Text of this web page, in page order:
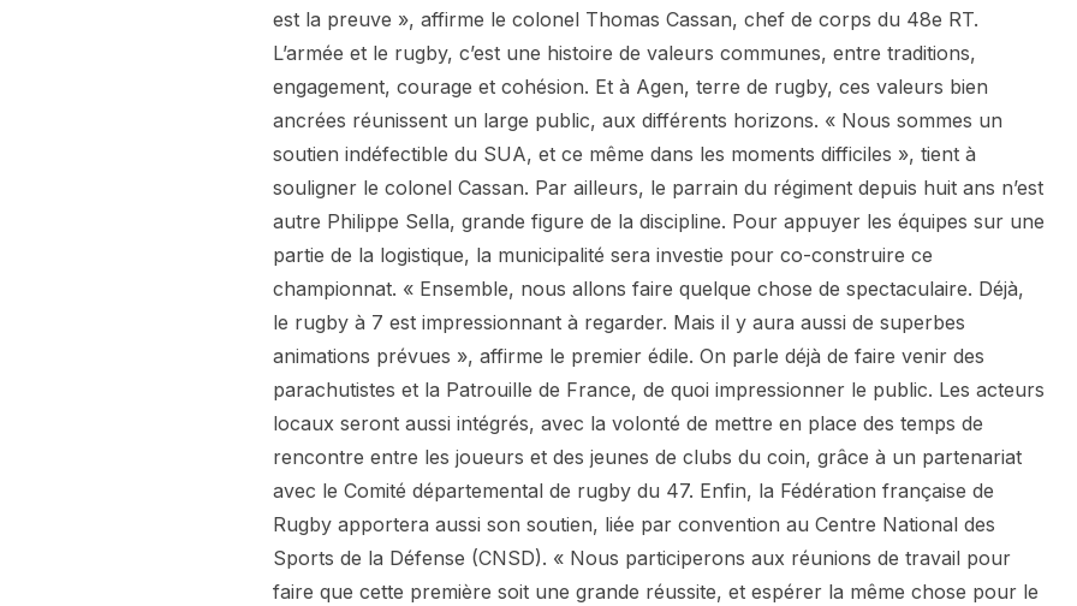
est la preuve », affirme le colonel Thomas Cassan, chef de corps du 48e RT.
L’armée et le rugby, c’est une histoire de valeurs communes, entre traditions,
engagement, courage et cohésion. Et à Agen, terre de rugby, ces valeurs bien
ancrées réunissent un large public, aux différents horizons. « Nous sommes un
soutien indéfectible du SUA, et ce même dans les moments difficiles », tient à
souligner le colonel Cassan. Par ailleurs, le parrain du régiment depuis huit ans n’est
autre Philippe Sella, grande figure de la discipline. Pour appuyer les équipes sur une
partie de la logistique, la municipalité sera investie pour co-construire ce
championnat. « Ensemble, nous allons faire quelque chose de spectaculaire. Déjà,
le rugby à 7 est impressionnant à regarder. Mais il y aura aussi de superbes
animations prévues », affirme le premier édile. On parle déjà de faire venir des
parachutistes et la Patrouille de France, de quoi impressionner le public. Les acteurs
locaux seront aussi intégrés, avec la volonté de mettre en place des temps de
rencontre entre les joueurs et des jeunes de clubs du coin, grâce à un partenariat
avec le Comité départemental de rugby du 47. Enfin, la Fédération française de
Rugby apportera aussi son soutien, liée par convention au Centre National des
Sports de la Défense (CNSD). « Nous participerons aux réunions de travail pour
faire que cette première soit une grande réussite, et espérer la même chose pour le